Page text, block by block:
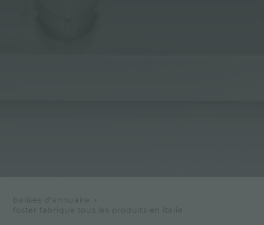
balises d'annuaire
>
foster fabrique tous les produits en italie